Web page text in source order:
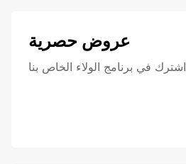
عروض حصرية
اشترك في برنامج الولاء الخاص بنا